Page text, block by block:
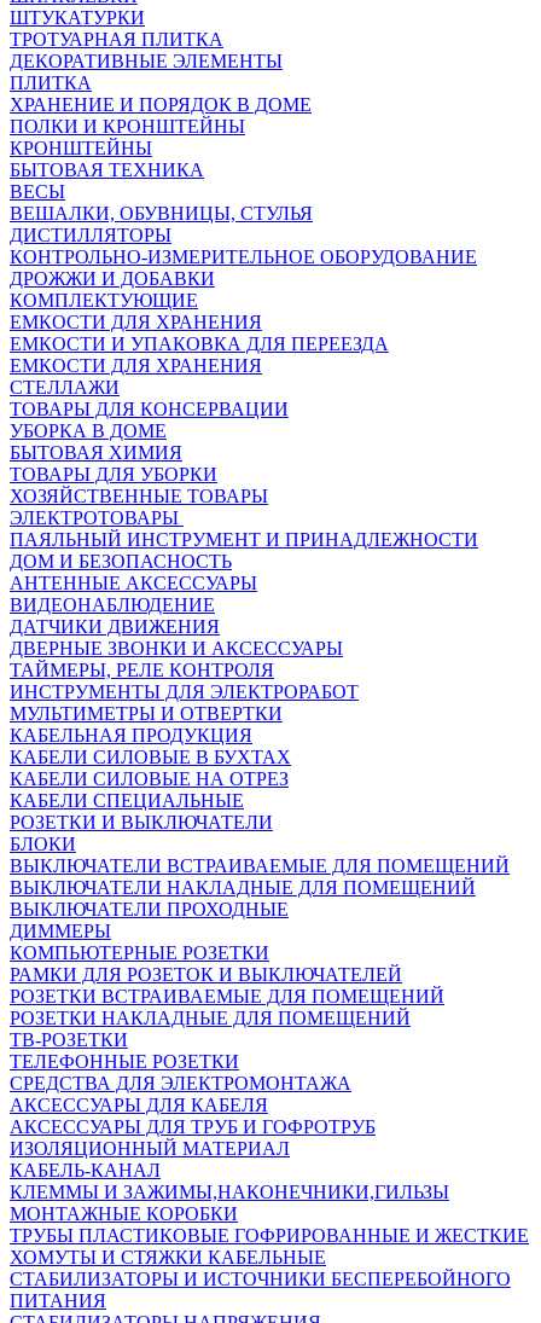
ШТУКАТУРКИ
ТРОТУАРНАЯ ПЛИТКА
ДЕКОРАТИВНЫЕ ЭЛЕМЕНТЫ
ПЛИТКА
ХРАНЕНИЕ И ПОРЯДОК В ДОМЕ
ПОЛКИ И КРОНШТЕЙНЫ
КРОНШТЕЙНЫ
БЫТОВАЯ ТЕХНИКА
ВЕСЫ
ВЕШАЛКИ, ОБУВНИЦЫ, СТУЛЬЯ
ДИСТИЛЛЯТОРЫ
КОНТРОЛЬНО-ИЗМЕРИТЕЛЬНОЕ ОБОРУДОВАНИЕ
ДРОЖЖИ И ДОБАВКИ
КОМПЛЕКТУЮЩИЕ
ЕМКОСТИ ДЛЯ ХРАНЕНИЯ
ЕМКОСТИ И УПАКОВКА ДЛЯ ПЕРЕЕЗДА
ЕМКОСТИ ДЛЯ ХРАНЕНИЯ
СТЕЛЛАЖИ
ТОВАРЫ ДЛЯ КОНСЕРВАЦИИ
УБОРКА В ДОМЕ
БЫТОВАЯ ХИМИЯ
ТОВАРЫ ДЛЯ УБОРКИ
ХОЗЯЙСТВЕННЫЕ ТОВАРЫ
ЭЛЕКТРОТОВАРЫ
ПАЯЛЬНЫЙ ИНСТРУМЕНТ И ПРИНАДЛЕЖНОСТИ
ДОМ И БЕЗОПАСНОСТЬ
АНТЕННЫЕ АКСЕССУАРЫ
ВИДЕОНАБЛЮДЕНИЕ
ДАТЧИКИ ДВИЖЕНИЯ
ДВЕРНЫЕ ЗВОНКИ И АКСЕССУАРЫ
ТАЙМЕРЫ, РЕЛЕ КОНТРОЛЯ
ИНСТРУМЕНТЫ ДЛЯ ЭЛЕКТРОРАБОТ
МУЛЬТИМЕТРЫ И ОТВЕРТКИ
КАБЕЛЬНАЯ ПРОДУКЦИЯ
КАБЕЛИ СИЛОВЫЕ В БУХТАХ
КАБЕЛИ СИЛОВЫЕ НА ОТРЕЗ
КАБЕЛИ СПЕЦИАЛЬНЫЕ
РОЗЕТКИ И ВЫКЛЮЧАТЕЛИ
БЛОКИ
ВЫКЛЮЧАТЕЛИ ВСТРАИВАЕМЫЕ ДЛЯ ПОМЕЩЕНИЙ
ВЫКЛЮЧАТЕЛИ НАКЛАДНЫЕ ДЛЯ ПОМЕЩЕНИЙ
ВЫКЛЮЧАТЕЛИ ПРОХОДНЫЕ
ДИММЕРЫ
КОМПЬЮТЕРНЫЕ РОЗЕТКИ
РАМКИ ДЛЯ РОЗЕТОК И ВЫКЛЮЧАТЕЛЕЙ
РОЗЕТКИ ВСТРАИВАЕМЫЕ ДЛЯ ПОМЕЩЕНИЙ
РОЗЕТКИ НАКЛАДНЫЕ ДЛЯ ПОМЕЩЕНИЙ
ТВ-РОЗЕТКИ
ТЕЛЕФОННЫЕ РОЗЕТКИ
СРЕДСТВА ДЛЯ ЭЛЕКТРОМОНТАЖА
АКСЕССУАРЫ ДЛЯ КАБЕЛЯ
АКСЕССУАРЫ ДЛЯ ТРУБ И ГОФРОТРУБ
ИЗОЛЯЦИОННЫЙ МАТЕРИАЛ
КАБЕЛЬ-КАНАЛ
КЛЕММЫ И ЗАЖИМЫ,НАКОНЕЧНИКИ,ГИЛЬЗЫ
МОНТАЖНЫЕ КОРОБКИ
ТРУБЫ ПЛАСТИКОВЫЕ ГОФРИРОВАННЫЕ И ЖЕСТКИЕ
ХОМУТЫ И СТЯЖКИ КАБЕЛЬНЫЕ
СТАБИЛИЗАТОРЫ И ИСТОЧНИКИ БЕСПЕРЕБОЙНОГО
ПИТАНИЯ